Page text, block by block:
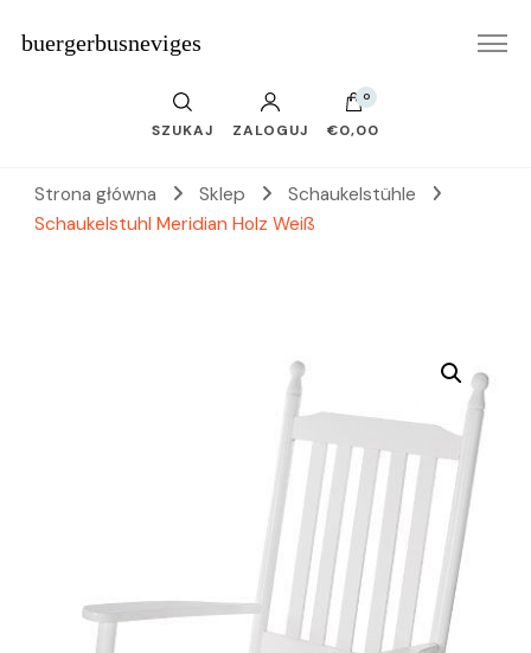
buergerbusneviges
SZUKAJ ZALOGUJ
0
€0,00
Strona główna Sklep
Schaukelstühle
Schaukelstuhl Meridian Holz Weiß